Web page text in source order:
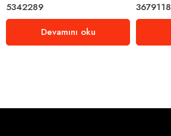
5342289
Devamını oku
3679118